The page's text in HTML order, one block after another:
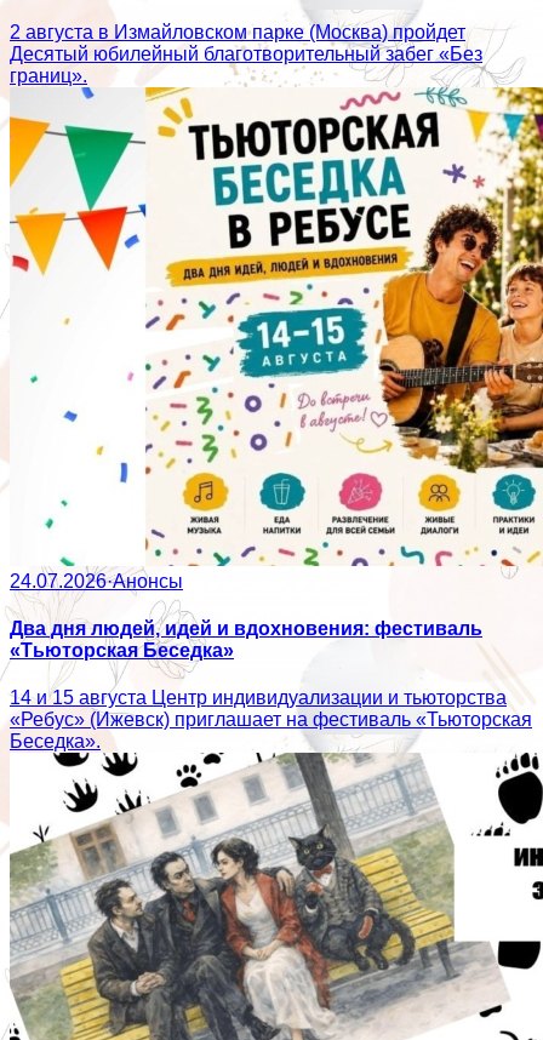
2 августа в Измайловском парке (Москва) пройдет
Десятый юбилейный благотворительный забег «Без
границ».
24.07.2026·Анонсы
Два дня людей, идей и вдохновения: фестиваль
«Тьюторская Беседка»
14 и 15 августа Центр индивидуализации и тьюторства
«Ребус» (Ижевск) приглашает на фестиваль «Тьюторская
Беседка».